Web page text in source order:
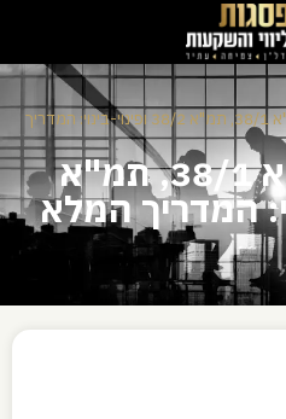
הבדלים בין תמ"א 38/1, תמ"א 38/2 ופינוי-בינוי: המדריך
הבדלים בין תמ"א 38/1, תמ"א
המדריך המלא